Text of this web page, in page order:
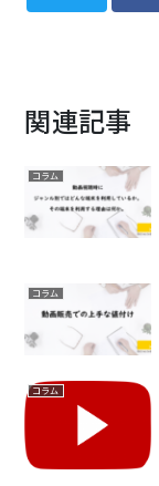
関連記事
コラム
コラム
コラム